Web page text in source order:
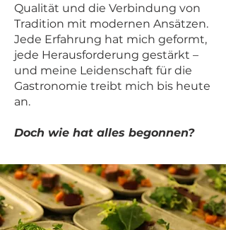
Qualität und die Verbindung von
Tradition mit modernen Ansätzen.
Jede Erfahrung hat mich geformt,
jede Herausforderung gestärkt –
und meine Leidenschaft für die
Gastronomie treibt mich bis heute
an.
Doch wie hat alles begonnen?